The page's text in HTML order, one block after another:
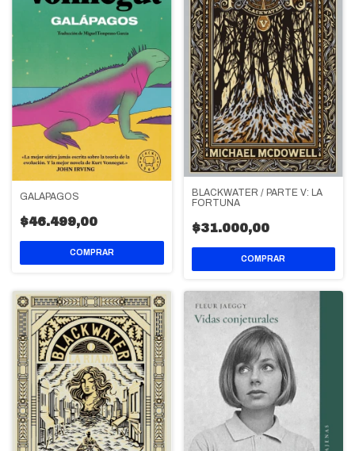
GALÁPAGOS
$46.499,00
BLACKWATER / PARTE V: LA
FORTUNA
$31.000,00